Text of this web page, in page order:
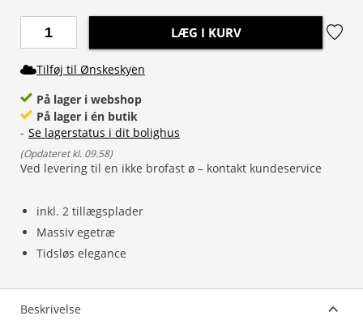
inkl. 2 tillægsplader
Massiv egetræ
Tidsløs elegance
LÆG I KURV
Tilføj til Ønskeskyen
På lager i webshop
På lager i én butik
- Se lagerstatus i dit bolighus
(Opdateret kl. 09.58)
Ved levering til en ikke brofast ø – kontakt kundeservice
Beskrivelse